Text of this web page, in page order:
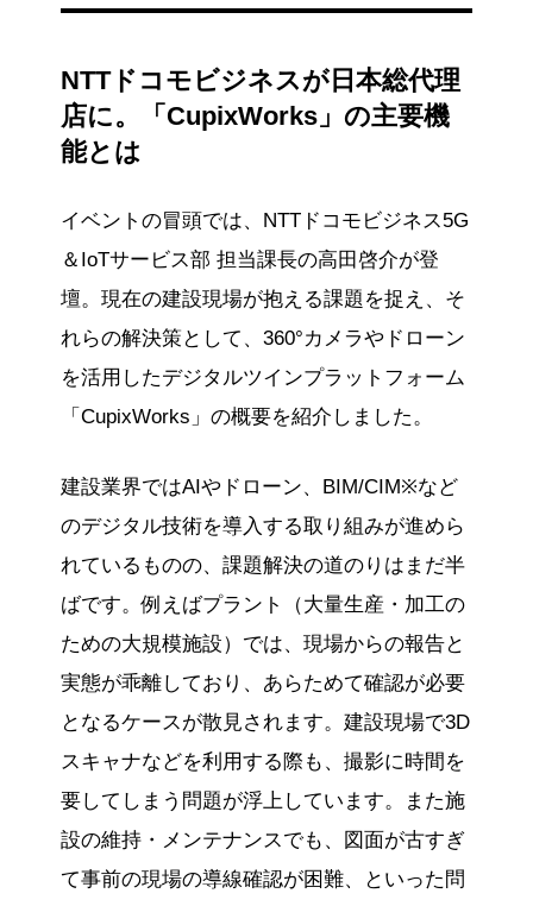
NTTドコモビジネスが日本総代理
店に。「CupixWorks」の主要機
能とは
イベントの冒頭では、NTTドコモビジネス5G
＆IoTサービス部 担当課長の高田啓介が登
壇。現在の建設現場が抱える課題を捉え、そ
れらの解決策として、360°カメラやドローン
を活用したデジタルツインプラットフォーム
「CupixWorks」の概要を紹介しました。
建設業界ではAIやドローン、BIM/CIM※など
のデジタル技術を導入する取り組みが進めら
れているものの、課題解決の道のりはまだ半
ばです。例えばプラント（大量生産・加工の
ための大規模施設）では、現場からの報告と
実態が乖離しており、あらためて確認が必要
となるケースが散見されます。建設現場で3D
スキャナなどを利用する際も、撮影に時間を
要してしまう問題が浮上しています。また施
設の維持・メンテナンスでも、図面が古すぎ
て事前の現場の導線確認が困難、といった問